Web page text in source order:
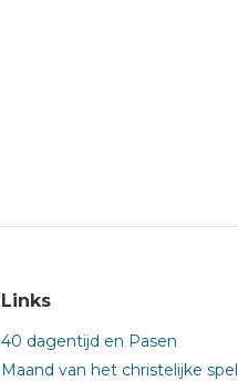
Links
40 dagentijd en Pasen
Maand van het christelijke spel